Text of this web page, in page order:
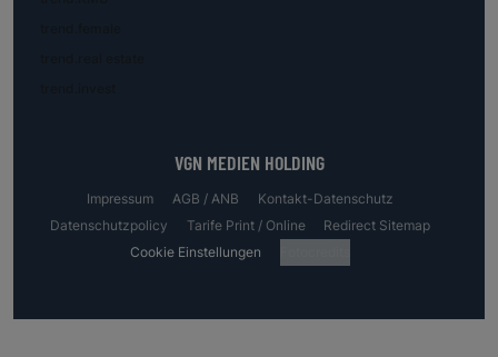
VGN MEDIEN HOLDING
Impressum AGB / ANB
Kontakt-Datenschutz
Datenschutzpolicy
Tarife Print / Online
Redirect Sitemap
Cookie Einstellungen